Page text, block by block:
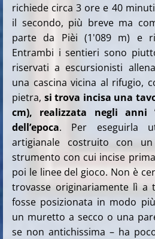
richiede circa 3 ore e 40
il secondo, più breve ma
parte da Pièi (1'089 m) e
Entrambi i sentieri sono
riservati a escursionisti
una cascina vicina al rifugio,
pietra, si trova incisa una
cm), realizzata negli anni
dell’epoca. Per eseguirla
artigianale costruito con
strumento con cui incise
poi le linee del gioco. Non è
trovasse originariamente lì
fosse posizionata in modo
un muretto a secco o una
se non antichissima – ha